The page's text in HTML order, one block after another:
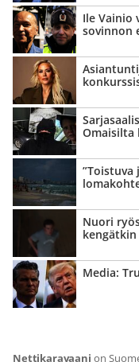
Ile Vainio
sovinnon
Omaisilta
”Toistuva
Nuori
Media:
Nettikaravaani on